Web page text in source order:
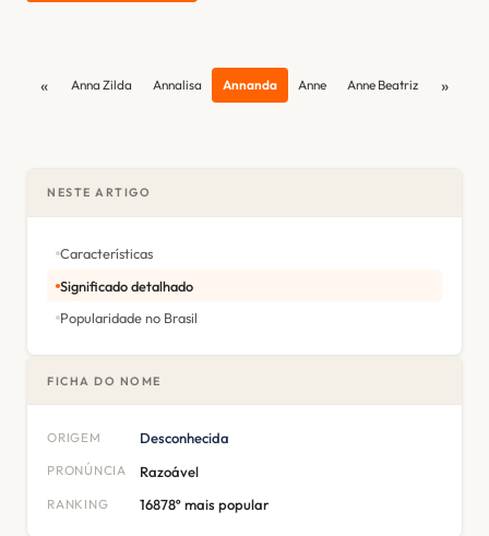
« Anna Zilda Annalisa Annanda Anne Anne Beatriz »
NESTE ARTIGO
Características
Significado detalhado
Popularidade no Brasil
FICHA DO NOME
ORIGEM Desconhecida
PRONÚNCIA Razoável
RANKING 16878º mais popular